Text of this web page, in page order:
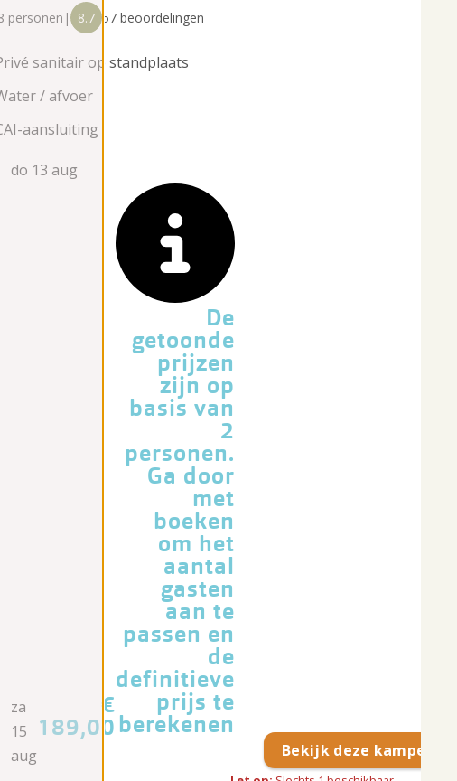
personen | 8.7 57 beoordelingen
sanitair op standplaats
/ afvoer
aansluiting
do 13 aug
za
15
aug
€
189,00
De
getoonde
prijzen
zijn op
basis van
2
personen.
Ga door
met
boeken
om het
aantal
gasten
aan te
passen en
de
definitieve
prijs te
berekenen
Bekijk deze